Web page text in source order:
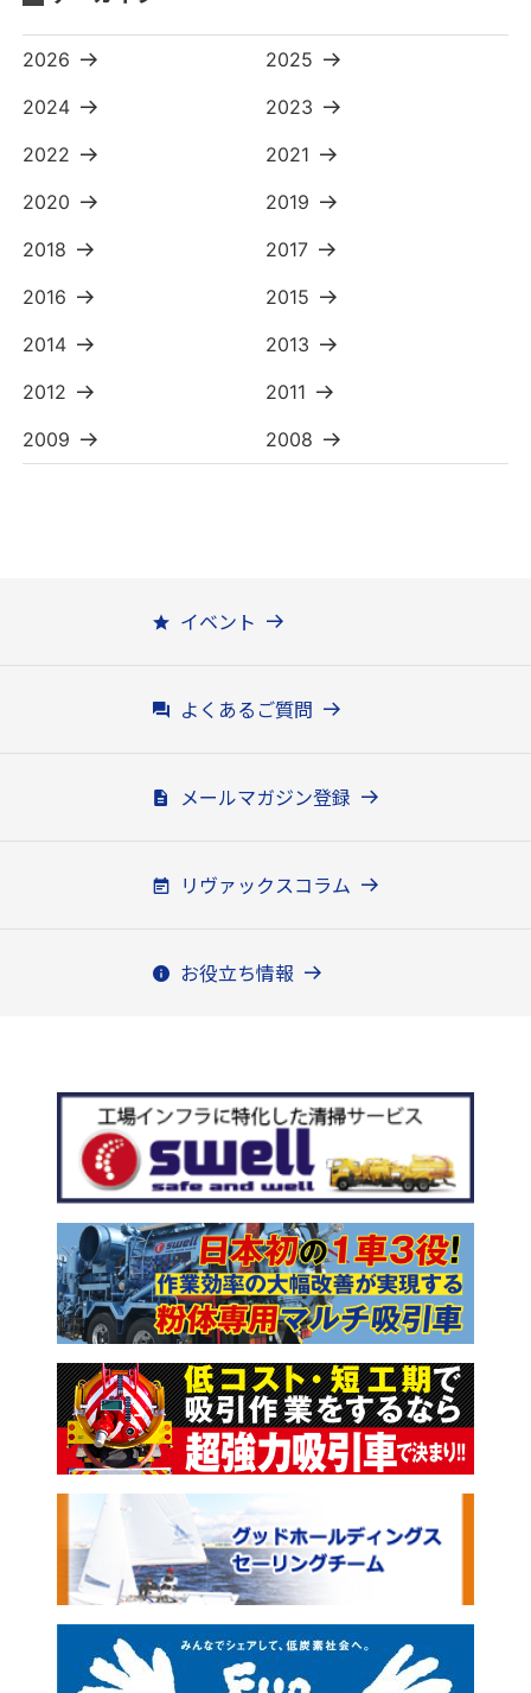
2026
2025
2024
2023
2022
2021
2020
2019
2018
2017
2016
2015
2014
2013
2012
2011
2009
2008
イベント
よくあるご質問
メールマガジン登録
リヴァックスコラム
お役立ち情報